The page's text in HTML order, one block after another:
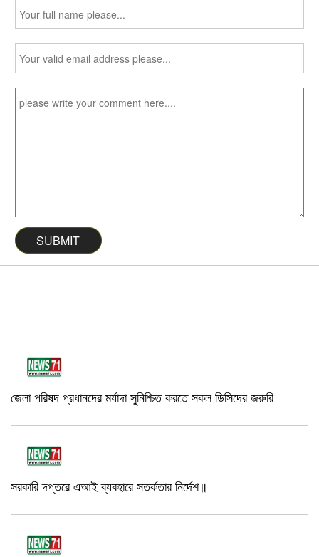
জেলা পরিষদ প্রধানদের মর্যাদা সুনিশ্চিত করতে সকল ডিসিদের জরুরি
সরকারি দপ্তরে এআই ব্যবহারে সতর্কতার নির্দেশ॥